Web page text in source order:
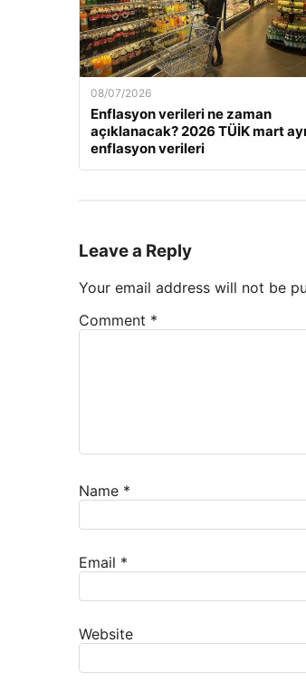
08/07/2026
Enflasyon verileri ne zaman
açıklanacak? 2026 TÜİK mart ayı
enflasyon verileri
Leave a Reply
Your email address will not be
Comment *
Name *
Email *
Website